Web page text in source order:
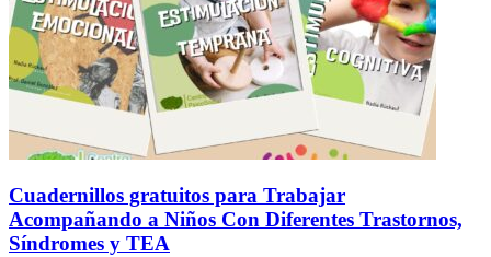
Cuadernillos gratuitos para Trabajar
Acompañando a Niños Con Diferentes Trastornos,
Síndromes y TEA